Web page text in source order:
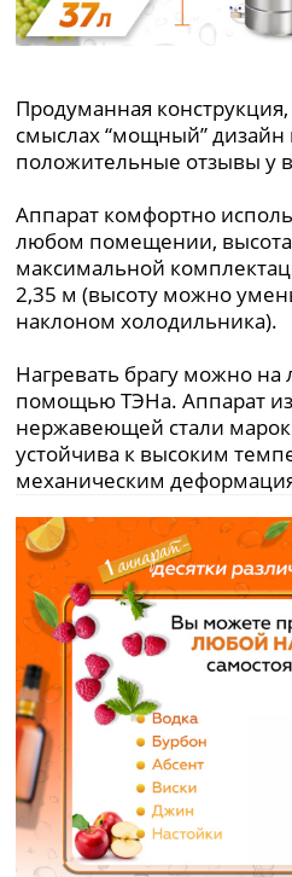
Продуманная
смыслах “мощный” дизайн
положительные отзывы у
Аппарат комфортно
любом помещении, высота
максимальной
2,35 м (высоту можно
наклоном холодильника).
Нагревать брагу можно
помощью ТЭНа. Аппарат
нержавеющей стали марок
устойчива к высоким
механическим